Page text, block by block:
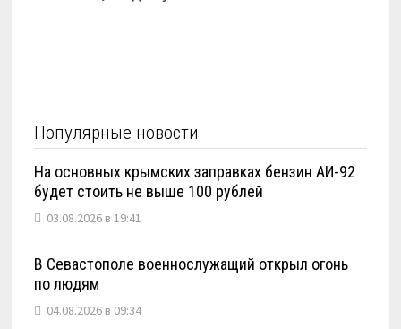
Популярные новости
На основных крымских заправках бензин АИ-92
будет стоить не выше 100 рублей
03.08.2026 в 19:41
В Севастополе военнослужащий открыл огонь
по людям
04.08.2026 в 09:34